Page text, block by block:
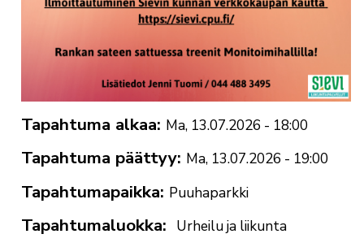
Tapahtuma alkaa Ma, 13.07.2026 - 18:00
Tapahtuma päättyy Ma, 13.07.2026 - 19:00
Tapahtumapaikka Puuhaparkki
Tapahtumaluokka Urheilu ja liikunta